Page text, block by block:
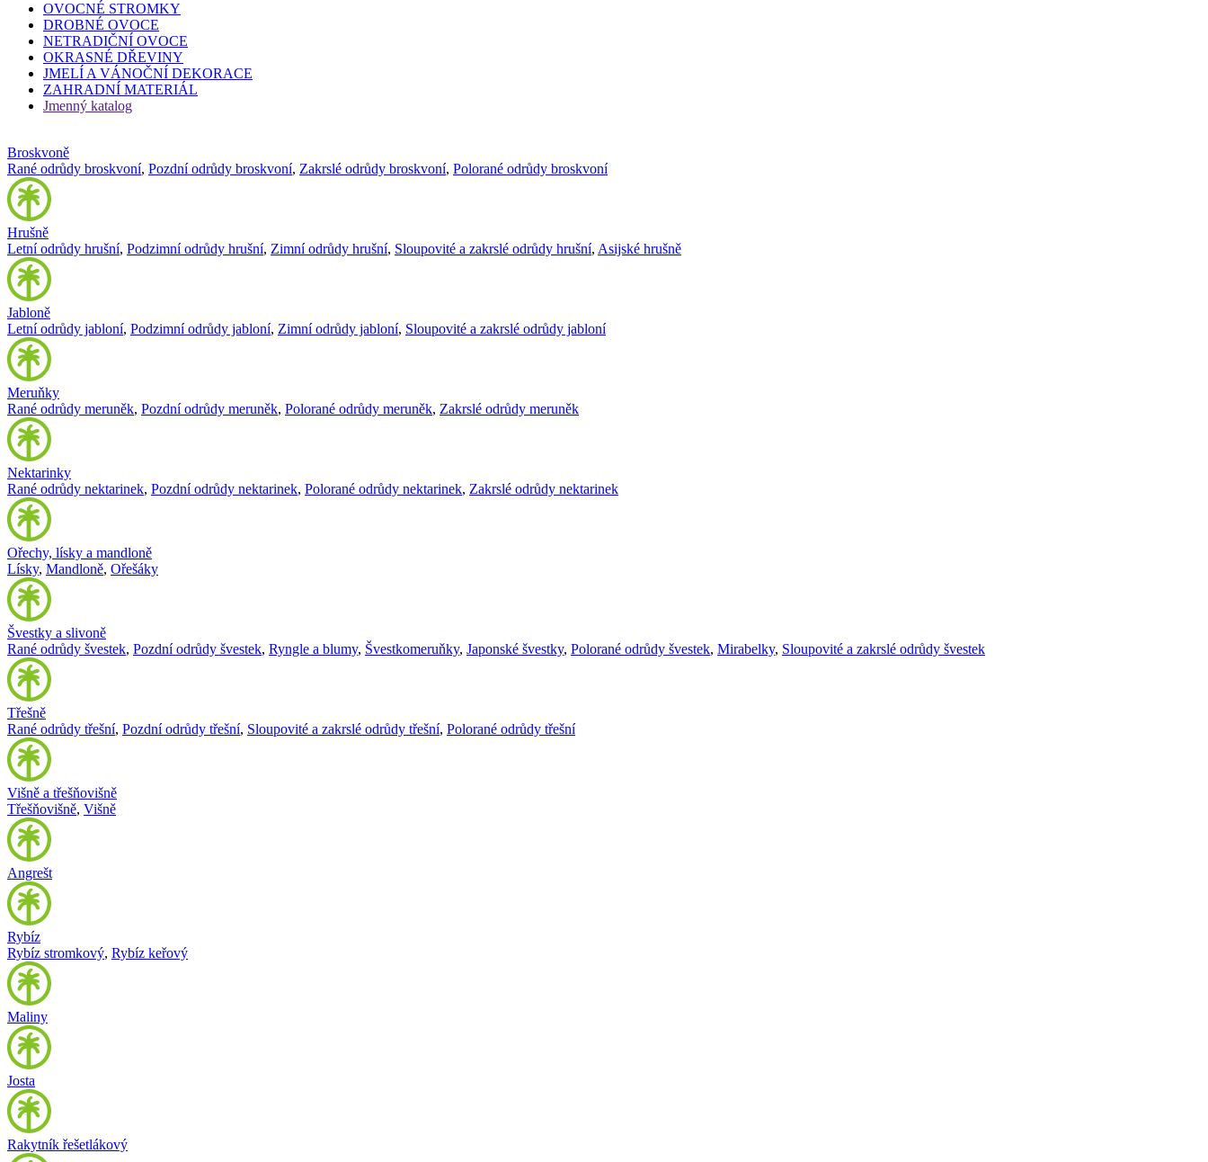
OVOCNÉ STROMKY
DROBNÉ OVOCE
NETRADIČNÍ OVOCE
OKRASNÉ DŘEVINY
JMELÍ A VÁNOČNÍ DEKORACE
ZAHRADNÍ MATERIÁL
Jmenný katalog
Broskvoně
Rané odrůdy broskvoní, Pozdní odrůdy broskvoní, Zakrslé odrůdy broskvoní, Polorané odrůdy broskvoní
Hrušně
Letní odrůdy hrušní, Podzimní odrůdy hrušní, Zimní odrůdy hrušní, Sloupovité a zakrslé odrůdy hrušní, Asijské hrušně
Jabloně
Letní odrůdy jabloní, Podzimní odrůdy jabloní, Zimní odrůdy jabloní, Sloupovité a zakrslé odrůdy jabloní
Meruňky
Rané odrůdy meruněk, Pozdní odrůdy meruněk, Polorané odrůdy meruněk, Zakrslé odrůdy meruněk
Nektarinky
Rané odrůdy nektarinek, Pozdní odrůdy nektarinek, Polorané odrůdy nektarinek, Zakrslé odrůdy nektarinek
Ořechy, lísky a mandloně
Lísky, Mandloně, Ořešáky
Švestky a slivoně
Rané odrůdy švestek, Pozdní odrůdy švestek, Ryngle a blumy, Švestkomeruňky, Japonské švestky, Polorané odrůdy švestek, Mirabelky, Sloupovité a zakrslé odrůdy švestek
Třešně
Rané odrůdy třešní, Pozdní odrůdy třešní, Sloupovité a zakrslé odrůdy třešní, Polorané odrůdy třešní
Višně a třešňovišně
Třešňovišně, Višně
Angrešt
Rybíz
Rybíz stromkový, Rybíz keřový
Maliny
Josta
Rakytník řešetlákový